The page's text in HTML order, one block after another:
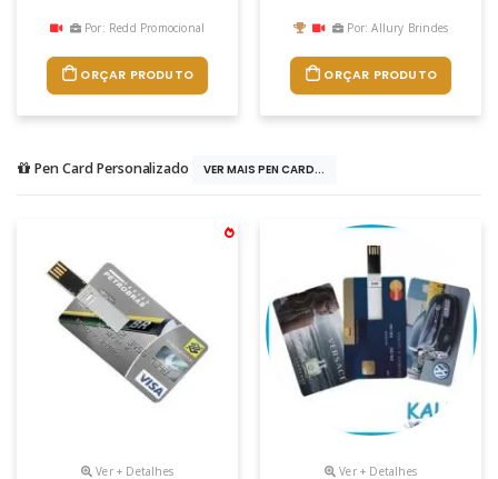
Por: Redd Promocional
ORÇAR PRODUTO
Por: Allury Brindes
ORÇAR PRODUTO
Pen Card Personalizado VER MAIS PEN CARD...
Ver + Detalhes Ver + Detalhes